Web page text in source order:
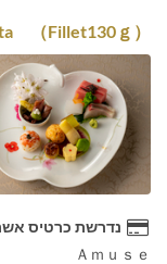
（Fillet130ｇ）
נדרשת כרטיס
Ａｍｕｓｅ